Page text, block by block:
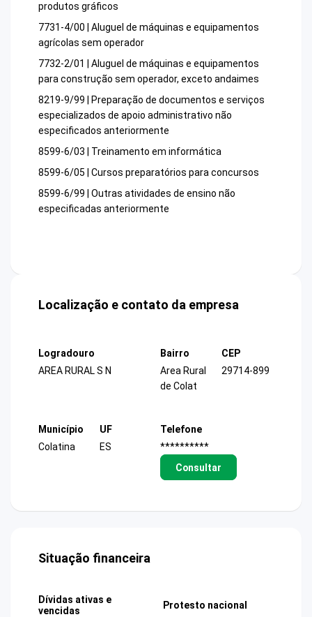
produtos gráficos
7731-4/00 | Aluguel de máquinas e equipamentos
agrícolas sem operador
7732-2/01 | Aluguel de máquinas e equipamentos
para construção sem operador, exceto andaimes
8219-9/99 | Preparação de documentos e serviços
especializados de apoio administrativo não
especificados anteriormente
8599-6/03 | Treinamento em informática
8599-6/05 | Cursos preparatórios para concursos
8599-6/99 | Outras atividades de ensino não
especificadas anteriormente
Localização e contato da empresa
Logradouro
AREA RURAL S N
Bairro
Area Rural
de Colat
CEP
29714-899
Município
Colatina
UF
ES
Telefone
**********
Consultar
Situação financeira
Dívidas ativas e
vencidas
Protesto nacional